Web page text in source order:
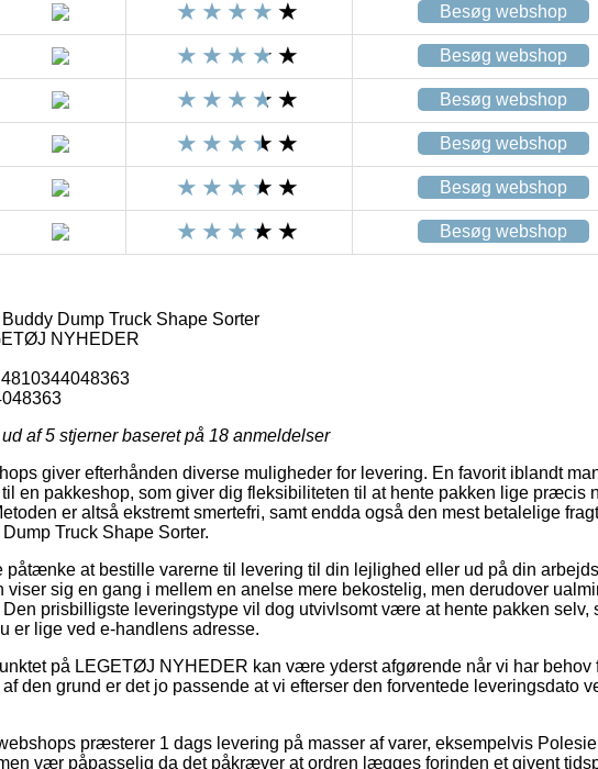
Besøg webshop
Besøg webshop
Besøg webshop
Besøg webshop
Besøg webshop
Besøg webshop
Dump Truck Shape Sorter
NYHEDER
4810344048363
ud af 5 stjerner baseret på 18 anmeldelser
giver efterhånden diverse muligheder for levering. En favorit iblandt
en pakkeshop, som giver dig fleksibiliteten til at hente pakken lige præcis
er altså ekstremt smertefri, samt endda også den mest betalelige
Truck Shape Sorter.
påtænke at bestille varerne til levering til din lejlighed eller ud på din
viser sig en gang i mellem en anelse mere bekostelig, men derudover
prisbilligste leveringstype vil dog utvivlsomt være at hente pakken selv,
er lige ved e-handlens adresse.
på LEGETØJ NYHEDER kan være yderst afgørende når vi har behov
den grund er det jo passende at vi efterser den forventede leveringsdato
præsterer 1 dags levering på masser af varer, eksempelvis
vær påpasselig da det påkræver at ordren lægges forinden et givent